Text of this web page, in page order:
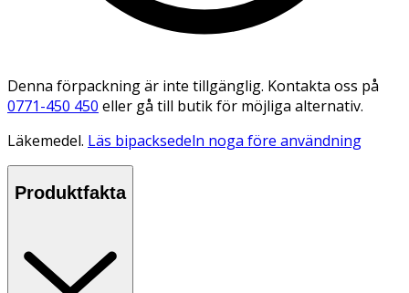
Denna förpackning är inte tillgänglig. Kontakta oss på
0771-450 450 eller gå till butik för möjliga alternativ.
Läkemedel. Läs bipacksedeln noga före användning
Produktfakta